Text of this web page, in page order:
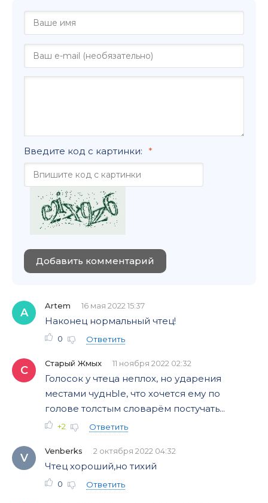
Введите код с картинки:
Добавить комментарий
A
Artem 16 мая 2022 15:37
Наконец нормальный чтец!
0 Ответить
С
Старый Жмых 11 ноября 2022 02:32
Голосок у чтеца неплох, но ударения
местами чуднЫе, что хочется ему по
голове толстым словарём постучать...
+2 Ответить
V
Venberks 2 октября 2022 04:32
Чтец хороший,но тихий
0 Ответить